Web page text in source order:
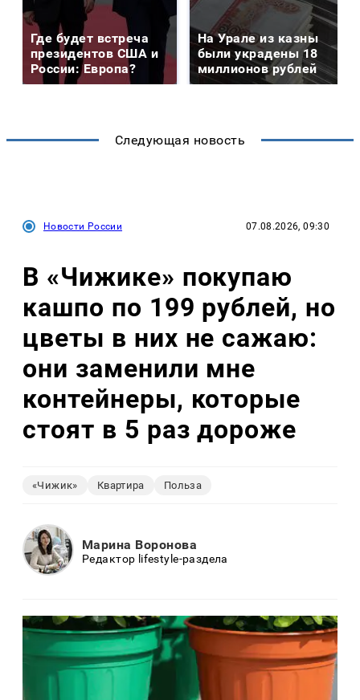
Где будет встреча
президентов США и
России: Европа?
На Урале из казны
были украдены 18
миллионов рублей
Следующая новость
Новости России 07.08.2026, 09:30
В «Чижике» покупаю
кашпо по 199 рублей, но
цветы в них не сажаю:
они заменили мне
контейнеры, которые
стоят в 5 раз дороже
«Чижик» Квартира Польза
Марина Воронова
Редактор lifestyle-раздела